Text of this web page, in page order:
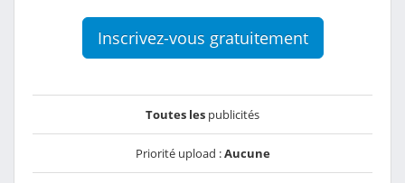
Inscrivez-vous gratuitement
Toutes les publicités
Priorité upload :Aucune